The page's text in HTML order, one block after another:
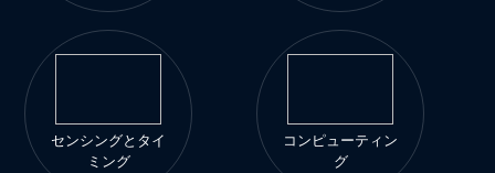
センシングとタイ
ミング
コンピューティン
グ